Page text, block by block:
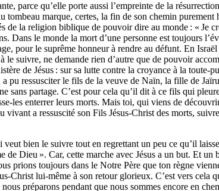
parce qu’elle porte aussi l’empreinte de la
tombeau marque, certes, la fin de son chemin
de la religion biblique de pouvoir dire au monde : « Je
Dans le monde la mort d’une personne est toujours
pour le suprême honneur à rendre au défunt. En
le suivre, ne demande rien d’autre que de pouvoir
de Jésus : sur sa lutte contre la croyance à la
pu ressusciter le fils de la veuve de Naïn, la fille de
sans partage. C’est pour cela qu’il dit à ce fils qui
les enterrer leurs morts. Mais toi, qui viens de
vivant a ressuscité son Fils Jésus-Christ des morts,
bien le suivre tout en regrettant un peu ce qu’il
de Dieu ». Car, cette marche avec Jésus a un but. Et un
prions toujours dans le Notre Père que ton règne
Christ lui-même à son retour glorieux. C’est vers cela
préparons pendant que nous sommes encore en